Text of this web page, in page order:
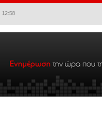
12:58